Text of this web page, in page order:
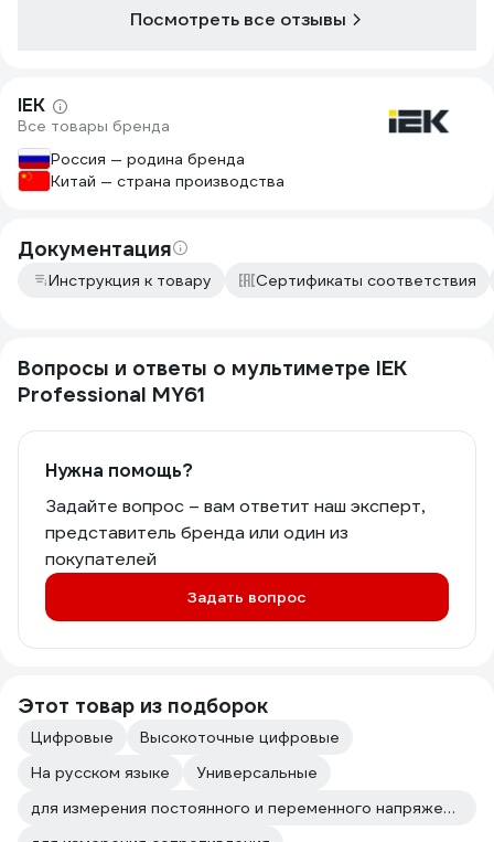
3) не переключайте режимы
Посмотреть все отзывы
IEK
Все товары бренда
Россия — родина бренда
Китай — страна производства
Документация
Инструкция к товару Сертификаты соответствия
Вопросы и ответы о мультиметре IEK
Professional MY61
Нужна помощь?
Задайте вопрос – вам ответит наш эксперт,
представитель бренда или один из
покупателей
Задать вопрос
Этот товар из подборок
Цифровые
Высокоточные цифровые
На русском языке
Универсальные
для измерения постоянного и переменного напряжения